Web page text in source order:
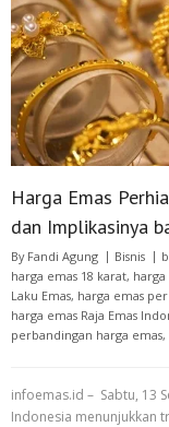
Harga Emas
dan Implikasinya
By Fandi Agung Bisnis
harga emas 18 karat,
Laku Emas, harga emas
harga emas Raja Emas
perbandingan harga emas,
infoemas.id – Sabtu, 13
Indonesia menunjukkan